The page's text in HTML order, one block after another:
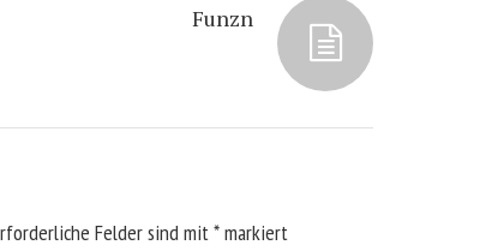
Funzn
Felder sind mit*markiert